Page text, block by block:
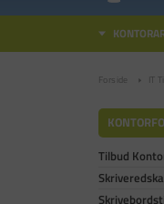
Forside IT
Tilbud